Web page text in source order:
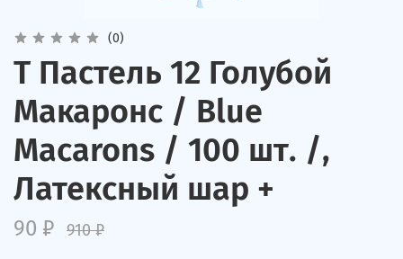
(0)
Т Пастель 12 Голубой
Макаронс / Blue
Macarons / 100 шт. /,
Латексный шар +
90 ₽ 910 ₽